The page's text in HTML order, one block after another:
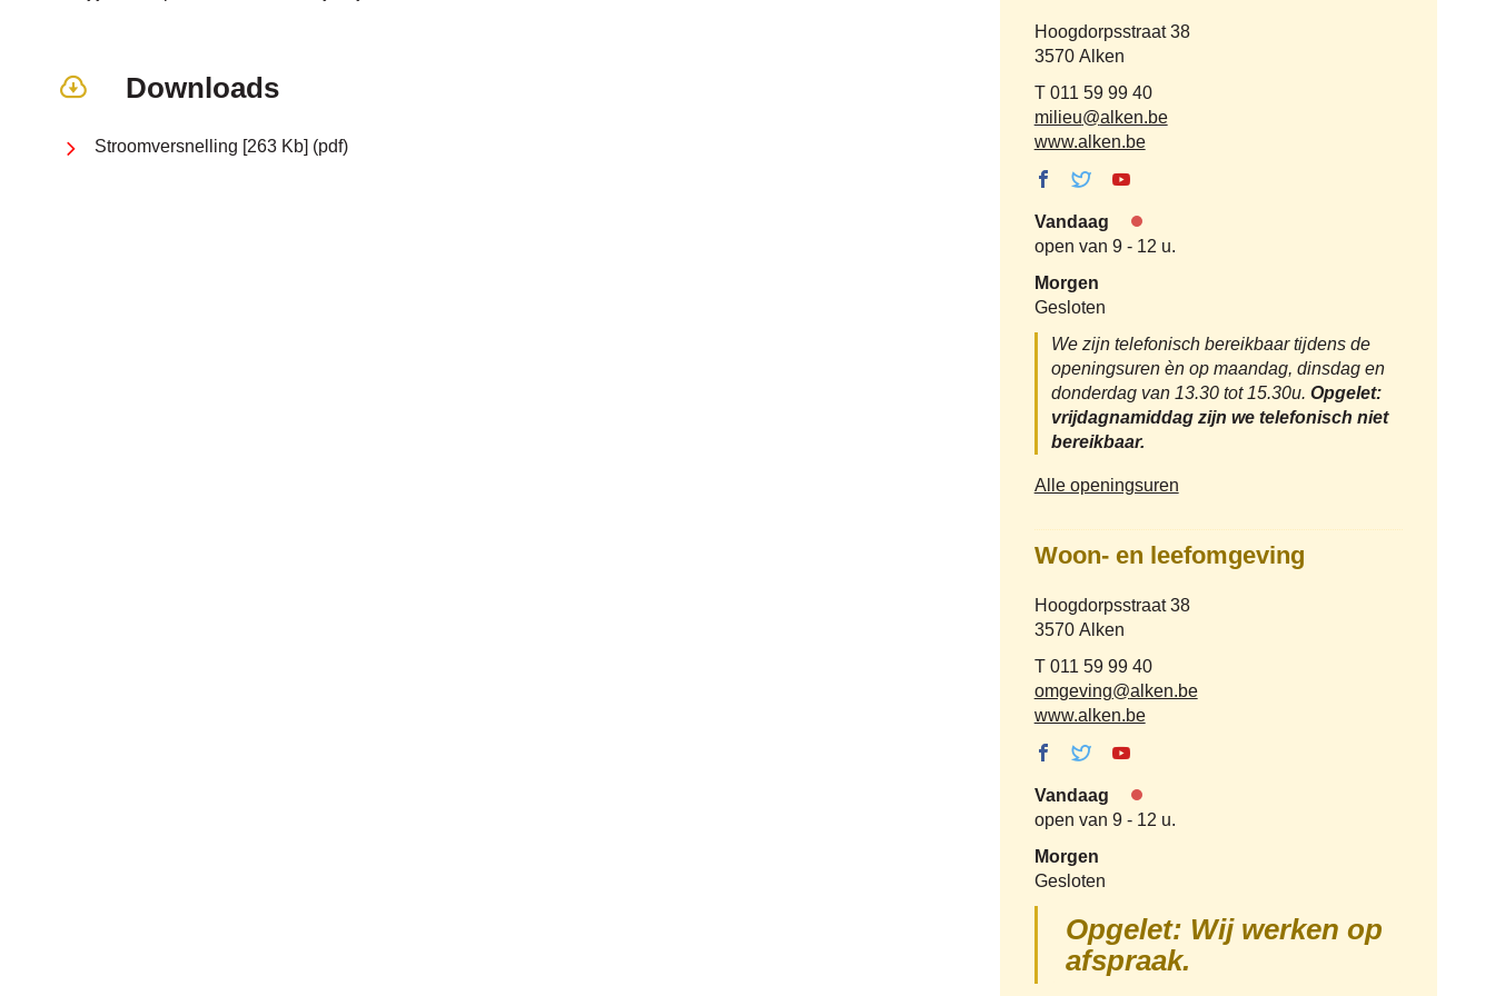
Downloads
Stroomversnelling 263 Kb pdf
Adres
Hoogdorpsstraat 38
,3570 Alken
Tel.011 59 99 40
E-
mail
milieu@alken.be
Website
www.alken.be
Facebook
duurzaamheid
en landbouw
Twitter Milieu,
en landbouw
Youtube
duurzaamheid
en landbouw
Vandaag
Nu
gesloten
open van 9- 12 u.
Morgen
Gesloten
We zijn telefonisch bereikbaar tijdens de
openingsuren èn op maandag, dinsdag en
donderdag van 13.30 tot 15.30u. Opgelet:
vrijdagnamiddag zijn we telefonisch niet
bereikbaar.
Alle openingsurenMilieu,
en
landbouw
Woon- en leefomgeving
Adres
Hoogdorpsstraat 38
,3570 Alken
Tel.011 59 99 40
E-
mail
omgeving@alken.be
Website
www.alken.be
Facebook
leefomgeving
Twitter
leefomgeving
Youtube
leefomgeving
Vandaag
Nu
gesloten
open van 9- 12 u.
Morgen
Gesloten
Opgelet: Wij werken op
afspraak.